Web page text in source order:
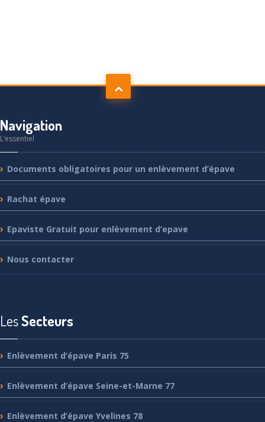
Navigation
L’essentiel
Documents obligatoires pour un enlèvement d’épave
Rachat épave
Epaviste Gratuit pour enlèvement d’epave
Nous contacter
LesSecteurs
Enlèvement d’épave Paris 75
Enlèvement d’épave Seine-et-Marne 77
Enlèvement d’épave Yvelines 78